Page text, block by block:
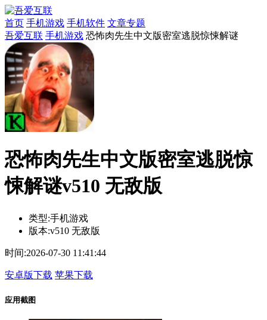
首页 手机游戏 手机软件 文章专题
吾爱互联 手机游戏 恐怖肉先生中文版密室逃脱惊悚解谜
恐怖肉先生中文版密室逃脱惊
悚解谜v510 无敌版
类型:手机游戏
版本:v510 无敌版
时间:2026-07-30 11:41:44
安卓版下载 苹果下载
应用截图